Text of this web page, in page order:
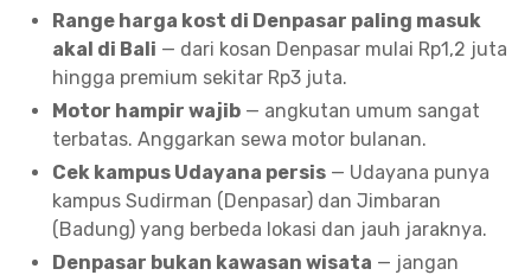
Range harga kost di Denpasar paling masuk
akal di Bali — dari kosan Denpasar mulai Rp1,2 juta
hingga premium sekitar Rp3 juta.
Motor hampir wajib — angkutan umum sangat
terbatas. Anggarkan sewa motor bulanan.
Cek kampus Udayana persis — Udayana punya
kampus Sudirman (Denpasar) dan Jimbaran
(Badung) yang berbeda lokasi dan jauh jaraknya.
Denpasar bukan kawasan wisata — jangan